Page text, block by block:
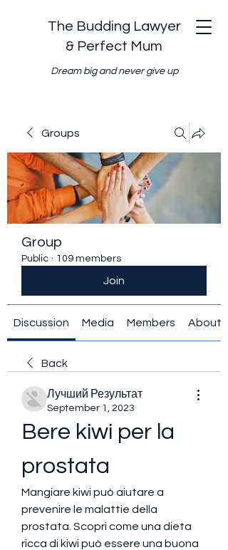
The Budding Lawyer
& Perfect Mum
Dream big and never give up
Groups
Group
Public · 109 members
Join
Discussion Media Members About
Back
Лучший Результат
September 1, 2023
Bere kiwi per la
prostata
Mangiare kiwi può aiutare a
prevenire le malattie della
prostata. Scopri come una dieta
ricca di kiwi può essere una buona